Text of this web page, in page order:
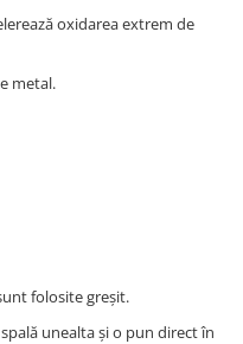
oxidarea extrem de
metal.
folosite greșit.
unealta și o pun direct în